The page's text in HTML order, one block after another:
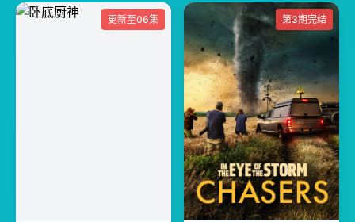
更新至06集 第3期完结